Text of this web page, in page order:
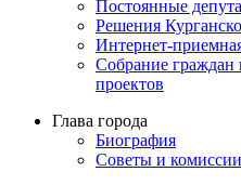
Постоянные
Решения
Интернет-
Собрание
проектов
Глава города
Биография
Советы и